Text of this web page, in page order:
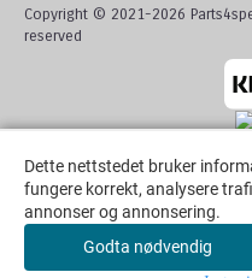
Copyright © 2021-2026
reserved
Dette nettstedet bruker
fungere korrekt, analysere
annonser og annonsering.
Godta nødvendig
Dette nettstedet bruker
fungere korrekt, analysere
annonser og annonsering.
Godta nødvendig